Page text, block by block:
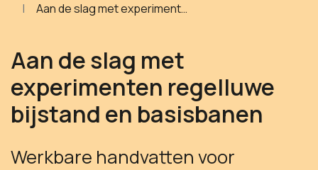
Aan de slag met experimenten regelluwe bijstand en basisbanen
Aan de slag met
experimenten regelluwe
bijstand en basisbanen
Werkbare handvatten voor